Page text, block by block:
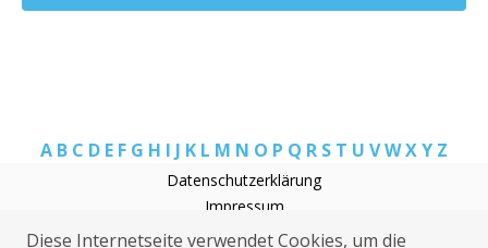
A B C D E F G H I J K L M N O P Q R S T U VWXY Z
Datenschutzerklärung
Impressum
Rohrreinigung Apen
Diese Internetseite verwendet Cookies, um die